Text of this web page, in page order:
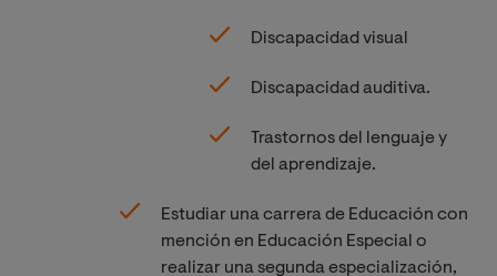
Discapacidad visual
Discapacidad auditiva.
Trastornos del lenguaje y
del aprendizaje.
Estudiar una carrera de Educación con
mención en Educación Especial o
realizar una segunda especialización,